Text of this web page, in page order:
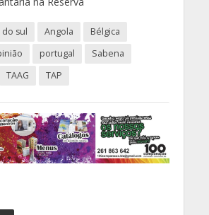
do sul Angola
Bélgica
portugal
Sabena
TAAG TAP